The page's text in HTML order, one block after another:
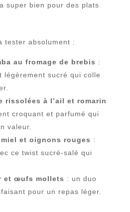
super bien pour des plats
tester absolument :
au fromage de brebis :
légèrement sucré qui colle
rissolées à l’ail et romarin
croquant et parfumé qui
valeur.
et oignons rouges :
ce twist sucré-salé qui
et œufs mollets : un duo
pour un repas léger.